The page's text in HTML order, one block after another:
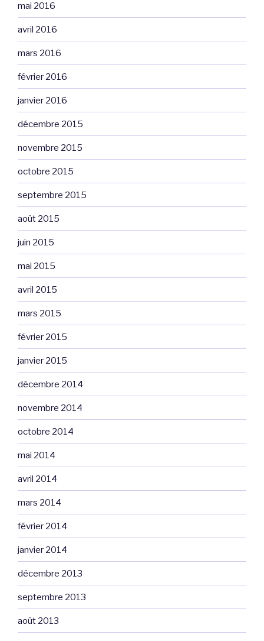
mai 2016
avril 2016
mars 2016
février 2016
janvier 2016
décembre 2015
novembre 2015
octobre 2015
septembre 2015
août 2015
juin 2015
mai 2015
avril 2015
mars 2015
février 2015
janvier 2015
décembre 2014
novembre 2014
octobre 2014
mai 2014
avril 2014
mars 2014
février 2014
janvier 2014
décembre 2013
septembre 2013
août 2013